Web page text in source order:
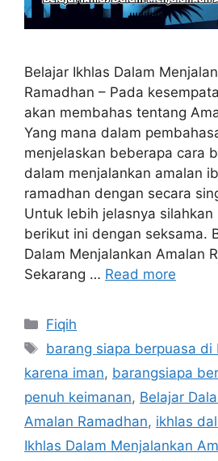
Belajar Ikhlas Dalam
Ramadhan – Pada
akan membahas tentang
Yang mana dalam
menjelaskan beberapa cara
dalam menjalankan amalan
ramadhan dengan secara
Untuk lebih jelasnya silahkan
berikut ini dengan seksama.
Dalam Menjalankan Amalan
Sekarang … Read more
Categories
Fiqih
Tags
barang siapa berpuasa di
karena iman, barangsiapa
penuh keimanan, Belajar
Amalan Ramadhan, ikhlas
Ikhlas Dalam Menjalankan